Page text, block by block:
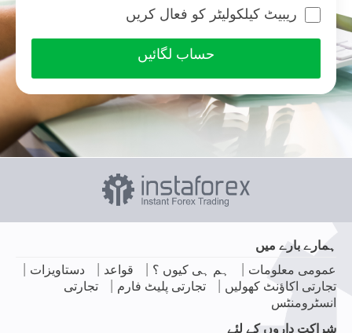
ریبیٹ کیلکولیٹر کو فعال کریں
حساب لگائیں
ہمارے بارے میں
عمومی معلومات
ہم ہی کیوں ؟ قواعد دستاویزات
تجارتی اکاؤنٹ کھولیں تجارتی پلیٹ فارم
تجارتی
انسٹرومنٹس
شراکت داروں کے لئے